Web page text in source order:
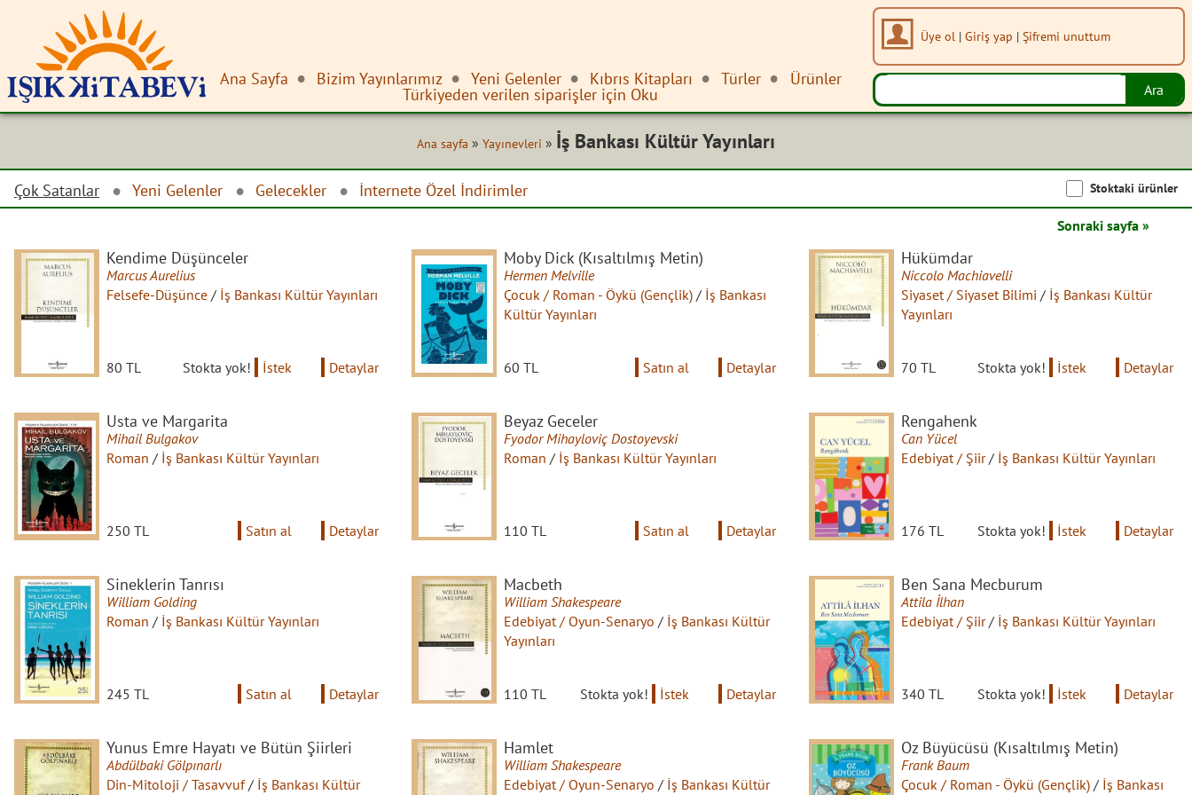
Ana Sayfa Bizim Yayınlarımız Yeni Gelenler Kıbrıs Kitapları Türler Ürünler
Türkiyeden verilen siparişler için Oku
Üye ol | Giriş yap | Şifremi unuttum
Ana sayfa » Yayınevleri » İş Bankası Kültür Yayınları
Çok Satanlar Yeni Gelenler Gelecekler İnternete Özel İndirimler Stoktaki ürünler
Sonraki sayfa »
Kendime Düşünceler
Marcus Aurelius
Felsefe-Düşünce / İş Bankası Kültür Yayınları
80 TL Stokta yok! İstek Detaylar
Moby Dick (Kısaltılmış Metin)
Hermen Melville
Çocuk / Roman - Öykü (Gençlik) / İş Bankası
Kültür Yayınları
60 TL Satın al Detaylar
Hükümdar
Niccolo Machiavelli
Siyaset / Siyaset Bilimi / İş Bankası Kültür
Yayınları
70 TL Stokta yok! İstek Detaylar
Usta ve Margarita
Mihail Bulgakov
Roman / İş Bankası Kültür Yayınları
250 TL Satın al Detaylar
Beyaz Geceler
Fyodor Mihayloviç Dostoyevski
Roman / İş Bankası Kültür Yayınları
110 TL Satın al Detaylar
Rengahenk
Can Yücel
Edebiyat / Şiir/ İş Bankası Kültür Yayınları
176 TL Stokta yok! İstek Detaylar
Sineklerin Tanrısı
William Golding
Roman / İş Bankası Kültür Yayınları
245 TL Satın al Detaylar
Macbeth
William Shakespeare
Edebiyat / Oyun-Senaryo / İş Bankası Kültür
Yayınları
110 TL Stokta yok! İstek Detaylar
Ben Sana Mecburum
Attila İlhan
Edebiyat / Şiir/ İş Bankası Kültür Yayınları
340 TL Stokta yok! İstek Detaylar
Yunus Emre Hayatı ve Bütün Şiirleri
Abdülbaki Gölpınarlı
Din-Mitoloji / Tasavvuf/ İş Bankası Kültür
Hamlet
William Shakespeare
Edebiyat / Oyun-Senaryo / İş Bankası Kültür
Oz Büyücüsü (Kısaltılmış Metin)
Frank Baum
Çocuk / Roman - Öykü (Gençlik) / İş Bankası